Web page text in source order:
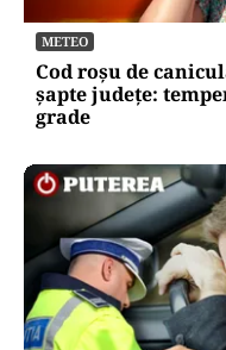
METEO
Cod roșu de
șapte județe:
grade